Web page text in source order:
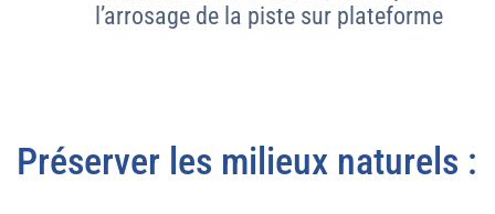
l’arrosage de la piste sur plateforme
Préserver les milieux naturels :